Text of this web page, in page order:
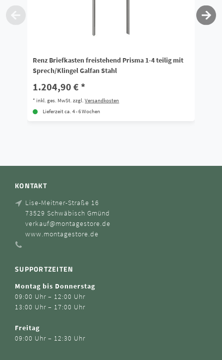
Renz Briefkasten freistehend Prisma 1-4 teilig mit
Sprech/Klingel Galfan Stahl
1.204,90 € *
*inkl. ges. MwSt. zzgl.Versandkosten
Lieferzeit ca. 4 - 6 Wochen
KONTAKT
Lise-Meitner-Straße 16
73529 Schwäbisch Gmünd
verkauf@montagestore.de
www.montagestore.de
SUPPORTZEITEN
Montag bis Donnerstag
09:00 Uhr – 12:00 Uhr
13:00 Uhr – 17:00 Uhr
Freitag
09:00 Uhr – 12:30 Uhr